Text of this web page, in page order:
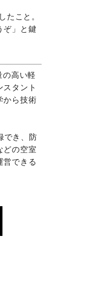
たこと。
ぞ」と鍵
高い軽
タント
から技術
でき、防
どの空室
営できる